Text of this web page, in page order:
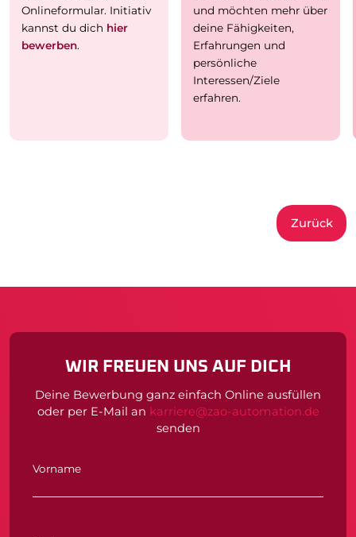
Onlineformular. Initiativ
kannst du dich hier
bewerben.
und möchten mehr über
deine Fähigkeiten,
Erfahrungen und
persönliche
Interessen/Ziele
erfahren.
Zurück
WIR FREUEN UNS AUF DICH
Deine Bewerbung ganz einfach Online ausfüllen
oder per E-Mail an karriere@zao-automation.de
senden
Vorname